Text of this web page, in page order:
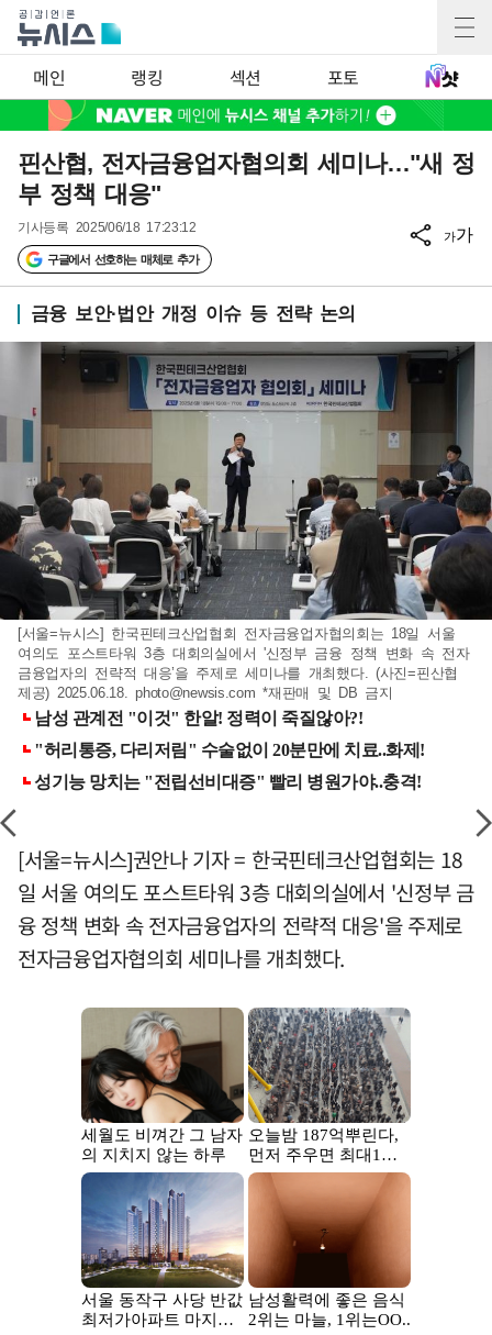
메인 랭킹 섹션 포토
핀산협, 전자금융업자협의회 세미나…"새 정
부 정책 대응"
기사등록 2025/06/18 17:23:12
구글에서 선호하는 매체로 추가
가가
금융 보안·법안 개정 이슈 등 전략 논의
[서울=뉴시스] 한국핀테크산업협회 전자금융업자협의회는 18일 서울
여의도 포스트타워 3층 대회의실에서 '신정부 금융 정책 변화 속 전자
금융업자의 전략적 대응’을 주제로 세미나를 개최했다. (사진=핀산협
제공) 2025.06.18.photo@newsis.com *재판매 및 DB 금지
[서울=뉴시스]권안나 기자 = 한국핀테크산업협회는 18
일 서울 여의도 포스트타워 3층 대회의실에서 '신정부 금
융 정책 변화 속 전자금융업자의 전략적 대응'을 주제로
전자금융업자협의회 세미나를 개최했다.